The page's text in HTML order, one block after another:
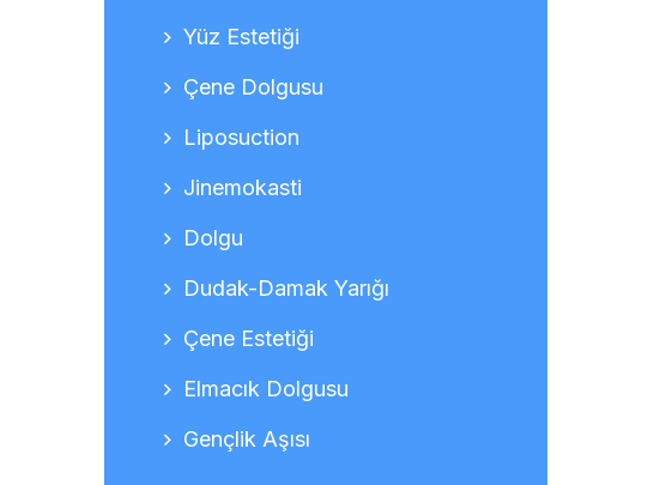
Yüz Estetiği
Çene Dolgusu
Liposuction
Jinemokasti
Dolgu
Dudak-Damak Yarığı
Çene Estetiği
Elmacık Dolgusu
Gençlik Aşısı